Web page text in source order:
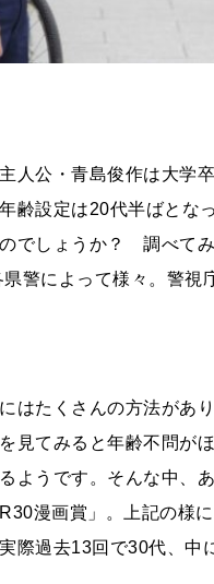
人公・青島俊作は大学
齢設定は20代半ばとな
でしょうか？ 調べて
警によって様々。警
はたくさんの方法があ
見てみると年齢不問が
ようです。そんな中、
漫画賞」。上記の様
際過去13回で30代、中